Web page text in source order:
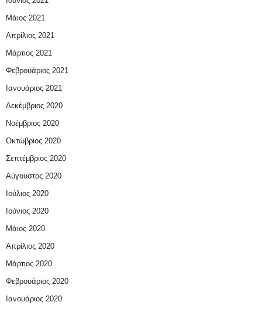
Μάιος 2021
Απρίλιος 2021
Μάρτιος 2021
Φεβρουάριος 2021
Ιανουάριος 2021
Δεκέμβριος 2020
Νοέμβριος 2020
Οκτώβριος 2020
Σεπτέμβριος 2020
Αύγουστος 2020
Ιούλιος 2020
Ιούνιος 2020
Μάιος 2020
Απρίλιος 2020
Μάρτιος 2020
Φεβρουάριος 2020
Ιανουάριος 2020